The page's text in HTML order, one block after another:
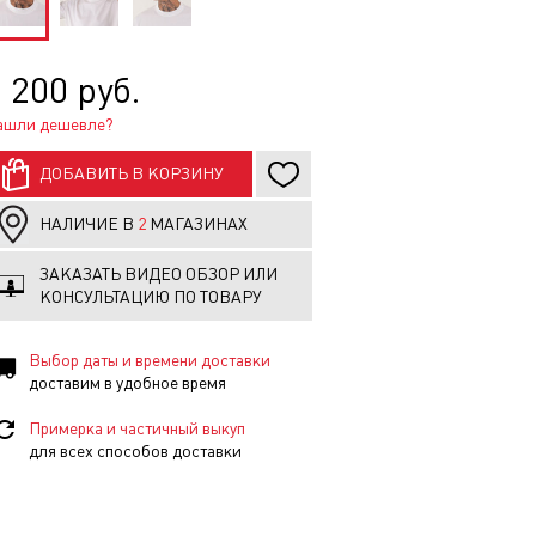
200 руб.
дешевле?
ДОБАВИТЬ В КОРЗИНУ
НАЛИЧИЕ В 2 МАГАЗИНАХ
ЗАКАЗАТЬ ВИДЕО ОБЗОР ИЛИ
КОНСУЛЬТАЦИЮ ПО ТОВАРУ
Выбор даты и времени доставки
доставим в удобное время
Примерка и частичный выкуп
для всех способов доставки